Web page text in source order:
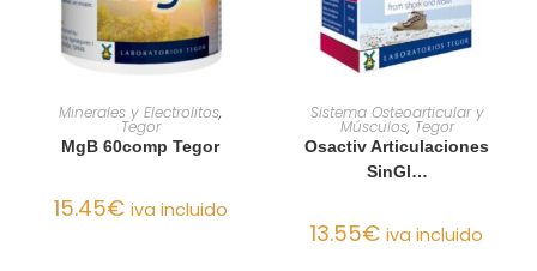
AÑADIR AL CARRITO
Minerales y Electrolitos,
Tegor
MgB 60comp Tegor
15.45€ iva incluido
AÑADIR AL CARRITO
Sistema Osteoarticular y
Músculos, Tegor
Osactiv Articulaciones
SinGl…
13.55€ iva incluido